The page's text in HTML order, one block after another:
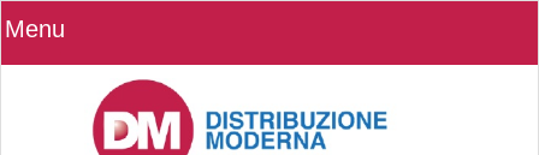
Menu